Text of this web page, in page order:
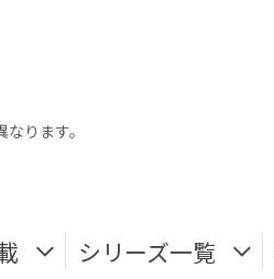
ります。
シリーズ一覧